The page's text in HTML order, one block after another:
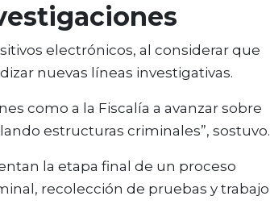
electrónicos, al considerar que
nuevas líneas investigativas.
como a la Fiscalía a avanzar sobre
estructuras criminales”, sostuvo.
la etapa final de un proceso
recolección de pruebas y trabajo